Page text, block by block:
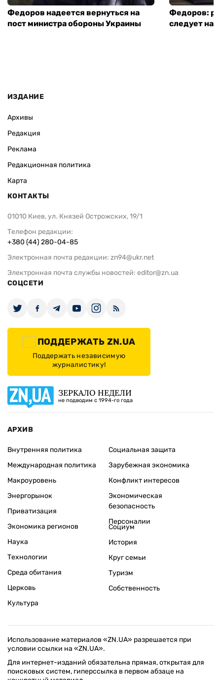
Федоров надеется вернуться на
пост министра обороны Украины
Федоров:
следует
ИЗДАНИЕ
Архивы
Редакция
Реклама
Редакционная политика
Карта
КОНТАКТЫ
01010 Киев, ул. Князей Острожских, 19/1
Телефон редакции:
+380 (44) 280-04-85
Электронная почта редакции: zn94@ukr.net
Электронная почта службы новостей: editor@zn.ua
СОЦСЕТИ
ПОДДЕРЖАТЬ ZN.UA
Поддержать независимую
журналистику!
ЗЕРКАЛО НЕДЕЛИ
не подводим с 1994-го года
АРХИВ
Внутренняя политика
Международная политика
Макроуровень
Энергорынок
Приватизация
Экономика регионов
Социальная защита
Зарубежная экономика
Конфликт интересов
Экономическая
безопасность
Персоналии
Наука
Технологии
Среда обитания
Церковь
Культура
Социум
История
Круг семьи
Туризм
Собственность
Использование материалов «ZN.UA» разрешается при
условии ссылки на «ZN.UA».
Для интернет-изданий обязательна прямая, открытая для
поисковых систем, гиперссылка в первом абзаце на